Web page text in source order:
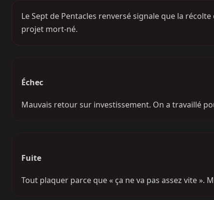
Le Sept de Pentacles renversé signale que la
projet mort-né.
Échec
Mauvais retour sur investissement. On a travaillé
Fuite
Tout plaquer parce que « ça ne va pas assez vite ».